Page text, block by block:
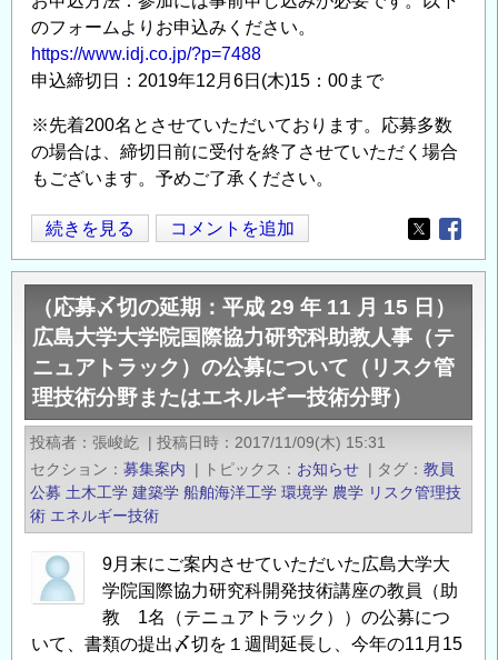
のフォームよりお申込みください。
https://www.idj.co.jp/?p=7488
申込締切日：2019年12月6日(木)15：00まで
※先着200名とさせていただいております。応募多数
の場合は、締切日前に受付を終了させていただく場合
もございます。予めご了承ください。
【国
際
協
力
キ
ャ
リ
ア
フ
ェ
ア
2019】
ご
案
の
続きを見る コメントを追加
Opens in
（応募〆切の延期：平成 29 年 11 月 15 日）
広島大学大学院国際協力研究科助教人事（テ
ニュアトラック）の公募について（リスク管
理技術分野またはエネルギー技術分野）
投稿者 張峻屹 | 投稿日時
2017/11/09(木) 15:31
セクション
募集案内 | トピックス お知らせ | タグ
教員
公募 土木工学 建築学 船舶海洋工学 環境学 農学 リスク管理技
術 エネルギー技術
9月末にご案内させていただいた広島大学大
学院国際協力研究科開発技術講座の教員（助
教 1名（テニュアトラック））の公募につ
いて、書類の提出〆切を１週間延長し、今年の11月15